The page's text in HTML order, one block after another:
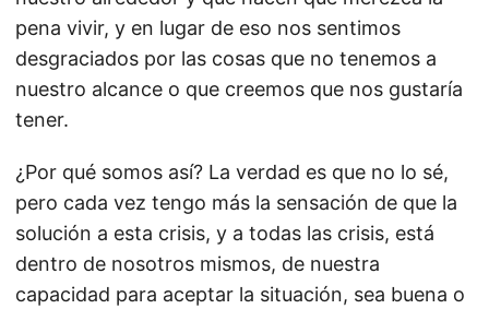
pena vivir, y en lugar de eso nos sentimos
desgraciados por las cosas que no tenemos a
nuestro alcance o que creemos que nos gustaría
tener.
¿Por qué somos así? La verdad es que no lo sé,
pero cada vez tengo más la sensación de que la
solución a esta crisis, y a todas las crisis, está
dentro de nosotros mismos, de nuestra
capacidad para aceptar la situación, sea buena o